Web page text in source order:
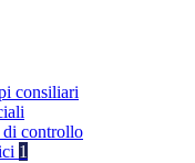
consiliari
controllo
1